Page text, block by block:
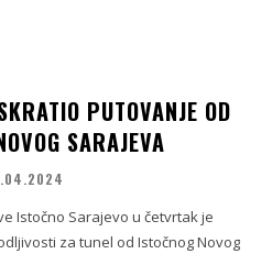
PUTOVANJE OD
SARAJEVA
Istočno Sarajevo u četvrtak je
za tunel od Istočnog Novog